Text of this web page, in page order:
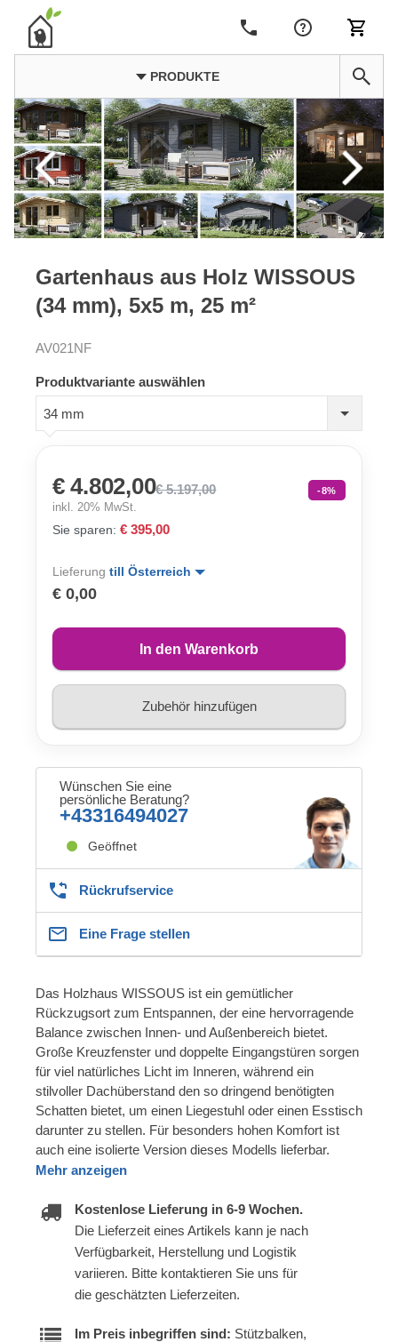
PRODUKTE
Gartenhaus aus Holz WISSOUS
(34 mm), 5x5 m, 25 m²
AV021NF
Produktvariante auswählen
34 mm
€ 4.802,00€ 5.197,00 -8%
inkl. 20% MwSt.
Sie sparen: € 395,00
Lieferung till Österreich
€ 0,00
In den Warenkorb
Zubehör hinzufügen
Wünschen Sie eine
persönliche Beratung?
+43316494027
Geöffnet
Rückrufservice
Eine Frage stellen
Das Holzhaus WISSOUS ist ein gemütlicher
Rückzugsort zum Entspannen, der eine hervorragende
Balance zwischen Innen- und Außenbereich bietet.
Große Kreuzfenster und doppelte Eingangstüren sorgen
für viel natürliches Licht im Inneren, während ein
stilvoller Dachüberstand den so dringend benötigten
Schatten bietet, um einen Liegestuhl oder einen Esstisch
darunter zu stellen. Für besonders hohen Komfort ist
auch eine isolierte Version dieses Modells lieferbar.
Mehr anzeigen
Kostenlose Lieferung in 6-9 Wochen.
Die Lieferzeit eines Artikels kann je nach
Verfügbarkeit, Herstellung und Logistik
variieren. Bitte kontaktieren Sie uns für
die geschätzten Lieferzeiten.
Im Preis inbegriffen sind: Stützbalken,